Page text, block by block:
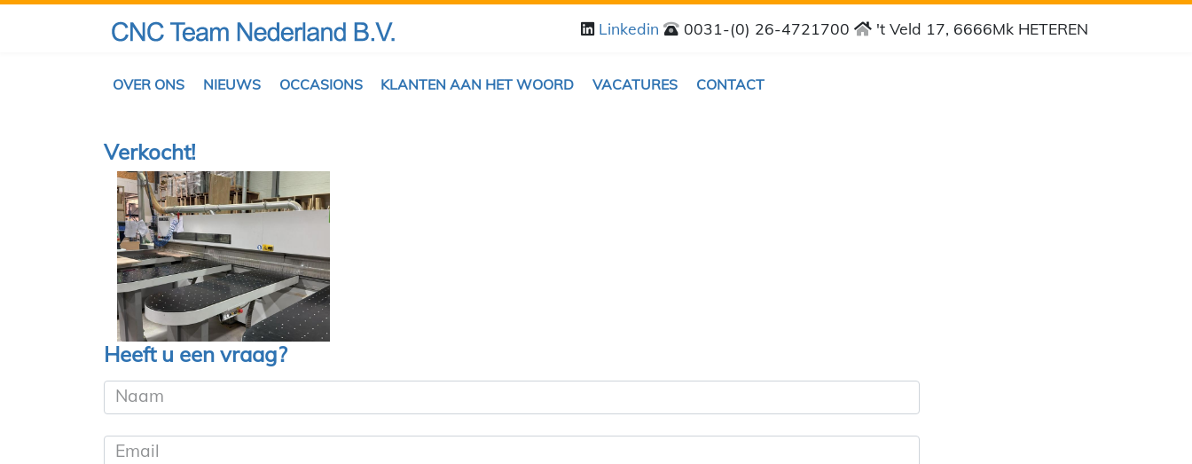
Linkedin 0031-(0) 26-4721700 't Veld 17, 6666Mk HETEREN
OVER ONS NIEUWS OCCASIONS KLANTEN AAN HET WOORD VACATURES CONTACT
Verkocht!
Heeft u een vraag?
Naam
Email